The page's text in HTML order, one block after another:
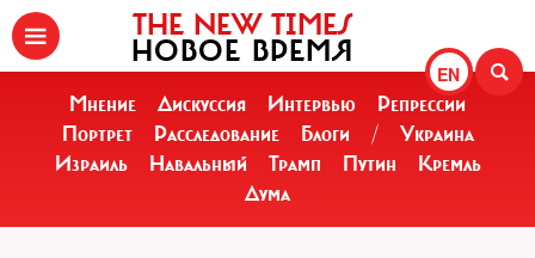
EN
THE NEW TIMES
НОВОЕ ВРЕМЯ
Мнение Дискуссия Интервью
Репрессии
Портрет
Расследование Блоги /
Украина
Израиль
Навальный Трамп Путин
Кремль
Дума